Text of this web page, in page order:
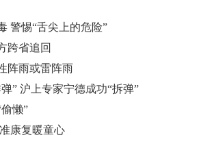
警惕“舌尖上的危险”
跨省追回
阵雨或雷阵雨
” 沪上专家宁德成功“拆弹”
懒”
康复暖童心